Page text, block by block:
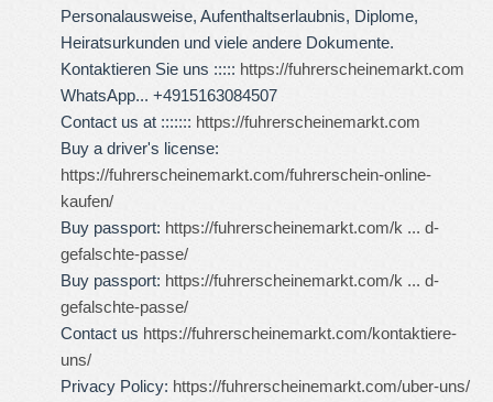
Personalausweise, Aufenthaltserlaubnis, Diplome,
Heiratsurkunden und viele andere Dokumente.
Kontaktieren Sie uns ::::: https://fuhrerscheinemarkt.com
WhatsApp... +4915163084507
Contact us at ::::::: https://fuhrerscheinemarkt.com
Buy a driver's license:
https://fuhrerscheinemarkt.com/fuhrerschein-online-
kaufen/
Buy passport: https://fuhrerscheinemarkt.com/k ... d-
gefalschte-passe/
Buy passport: https://fuhrerscheinemarkt.com/k ... d-
gefalschte-passe/
Contact us https://fuhrerscheinemarkt.com/kontaktiere-
uns/
Privacy Policy: https://fuhrerscheinemarkt.com/uber-uns/